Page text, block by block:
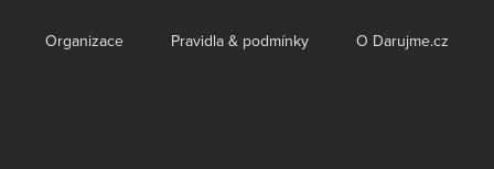
Organizace Pravidla & podmínky O Darujme.cz